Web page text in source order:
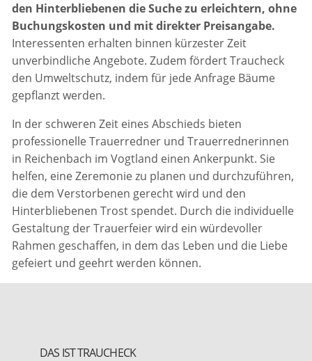
den Hinterbliebenen die Suche zu erleichtern, ohne
Buchungskosten und mit direkter Preisangabe.
Interessenten erhalten binnen kürzester Zeit
unverbindliche Angebote. Zudem fördert Traucheck
den Umweltschutz, indem für jede Anfrage Bäume
gepflanzt werden.
In der schweren Zeit eines Abschieds bieten
professionelle Trauerredner und Trauerrednerinnen
in Reichenbach im Vogtland einen Ankerpunkt. Sie
helfen, eine Zeremonie zu planen und durchzuführen,
die dem Verstorbenen gerecht wird und den
Hinterbliebenen Trost spendet. Durch die individuelle
Gestaltung der Trauerfeier wird ein würdevoller
Rahmen geschaffen, in dem das Leben und die Liebe
gefeiert und geehrt werden können.
DAS IST TRAUCHECK